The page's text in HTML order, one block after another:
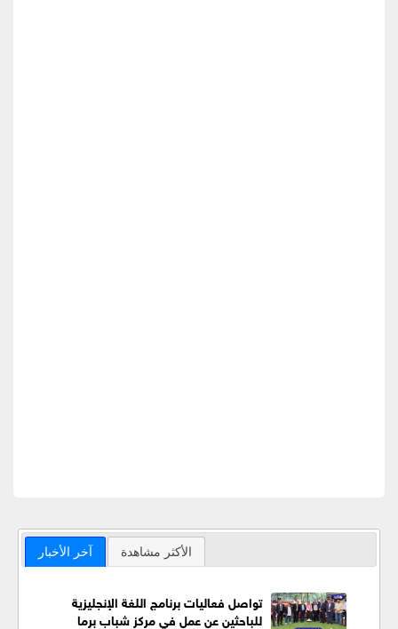
آخر الأخبار الأكثر مشاهدة
تواصل فعاليات برنامج اللغة الإنجليزية
للباحثين عن عمل في مركز شباب برما